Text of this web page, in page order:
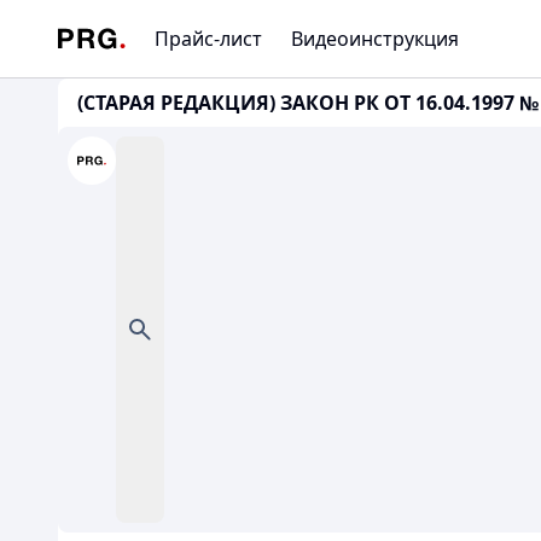
Прайс-лист Видеоинструкция
(СТАРАЯ РЕДАКЦИЯ) ЗАКОН РК ОТ 16.04.1997 №